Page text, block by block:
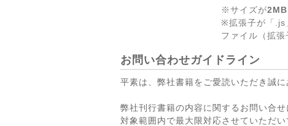
※サイズが2MB
※拡張子が「.js
ファイル（拡
お問い合わせガイドライン
平素は、弊社書籍をご愛読いただき誠に
弊社刊行書籍の内容に関するお問い合
対象範囲内で最大限対応させていただい